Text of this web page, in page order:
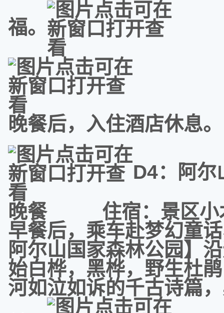
福。
晚餐后，入住酒店休息。
D4：阿
晚餐 住宿：景区小
早餐后，乘车赴梦幻童
阿尔山国家森林公园】
始白桦，黑桦，野生杜
河如泣如诉的千古诗篇